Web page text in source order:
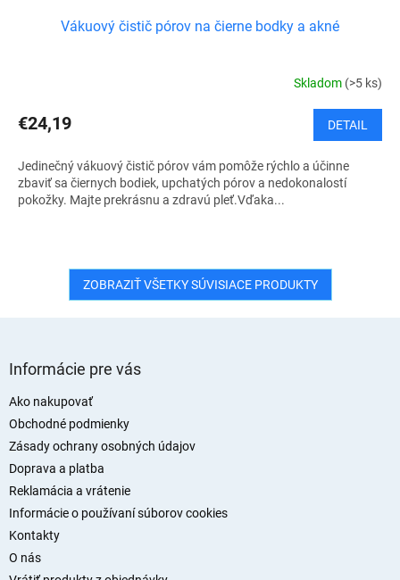
Vákuový čistič pórov na čierne bodky a akné
Skladom (>5 ks)
€24,19 DETAIL
Jedinečný vákuový čistič pórov vám pomôže rýchlo a účinne
zbaviť sa čiernych bodiek, upchatých pórov a nedokonalostí
pokožky. Majte prekrásnu a zdravú pleť.Vďaka...
ZOBRAZIŤ VŠETKY SÚVISIACE PRODUKTY
Informácie pre vás
Ako nakupovať
Obchodné podmienky
Zásady ochrany osobných údajov
Doprava a platba
Reklamácia a vrátenie
Informácie o používaní súborov cookies
Kontakty
O nás